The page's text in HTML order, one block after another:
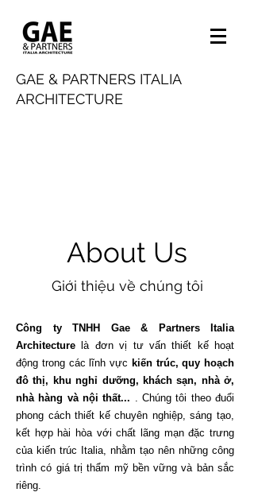
GAE & PARTNERS ITALIA
ARCHITECTURE
About Us
Giới thiệu về chúng tôi
Công ty TNHH Gae & Partners Italia
Architecture là đơn vị tư vấn thiết kế hoạt
động trong các lĩnh vực kiến trúc, quy hoạch
đô thị, khu nghỉ dưỡng, khách sạn, nhà ở,
nhà hàng và nội thất... . Chúng tôi theo đuổi
phong cách thiết kế chuyên nghiệp, sáng tạo,
kết hợp hài hòa với chất lãng mạn đặc trưng
của kiến trúc Italia, nhằm tạo nên những công
trình có giá trị thẩm mỹ bền vững và bản sắc
riêng.